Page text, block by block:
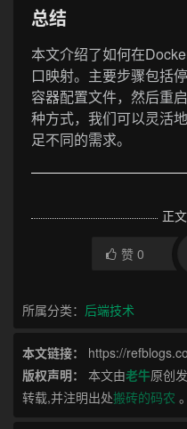
总结
本文介绍了如何在
口映射。主要步骤包括
容器配置文件，然后重
种方式，我们可以灵活
足不同的需求。
正
赞 0
所属分类： 后端技术
本文链接：
https://
版权声明：
本文由老牛原创
转载,并注明出处搬砖的码农 。